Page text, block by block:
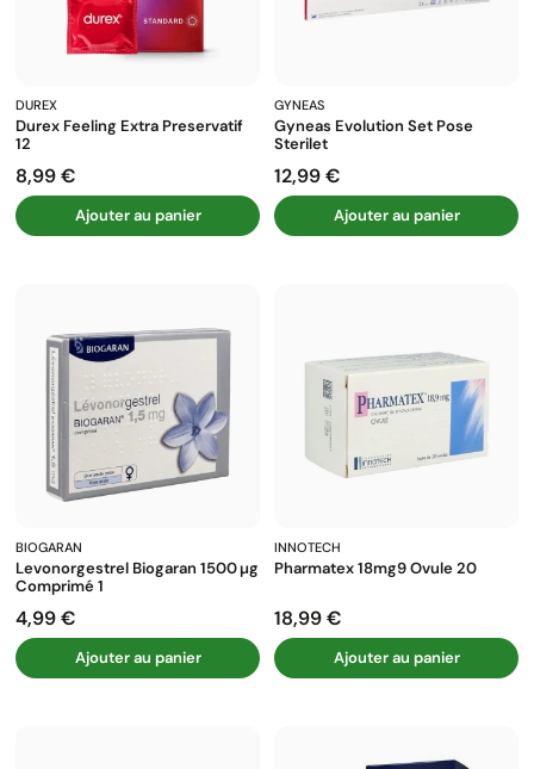
DUREX
Durex Feeling Extra Preservatif
12
Prix
8,99 €
Ajouter au panier
GYNEAS
Gyneas Evolution Set Pose
Sterilet
Prix
12,99 €
Ajouter au panier
BIOGARAN
Levonorgestrel Biogaran 1500 Μg
Comprimé 1
Prix
4,99 €
Ajouter au panier
INNOTECH
Pharmatex 18mg9 Ovule 20
Prix
18,99 €
Ajouter au panier